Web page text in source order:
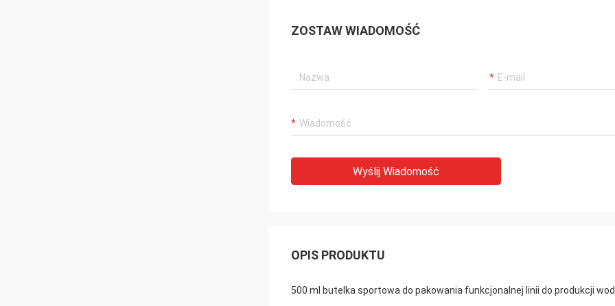
ZOSTAW WIADOMOŚĆ
Wyślij Wiadomość
OPIS PRODUKTU
500 ml butelka sportowa do pakowania funkcjonalnej linii do produkcji